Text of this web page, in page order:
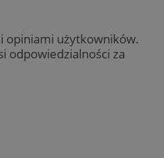
opiniami użytkowników.
odpowiedzialności za